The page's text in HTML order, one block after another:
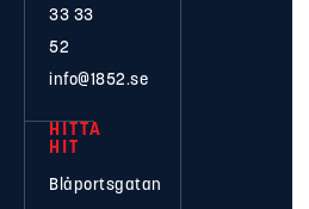
33 33
52
info@1852.se
HITTA
HIT
Blåportsgatan